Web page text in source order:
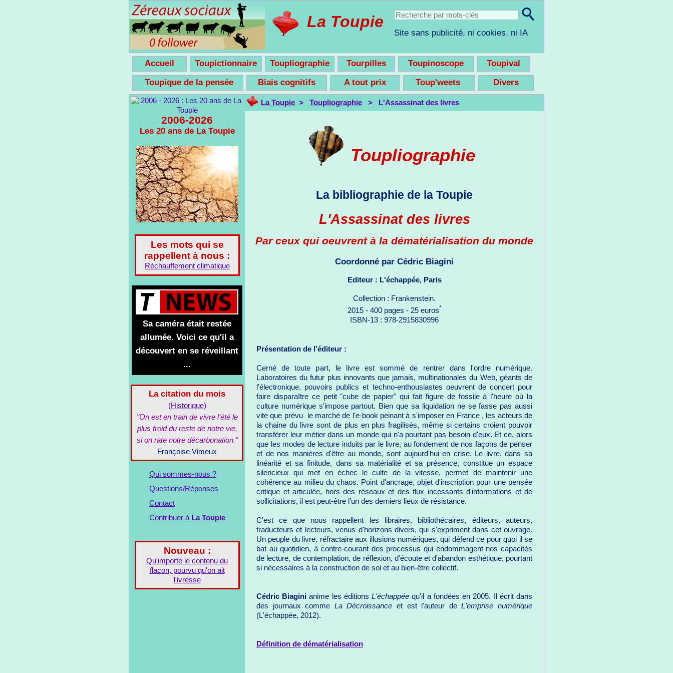
La Toupie
Site sans publicité, ni cookies, ni IA
Accueil Toupictionnaire Toupliographie Tourpilles Toupinoscope
Toupival
Toupique de la pensée
Biais cognitifs A tout prix Toup'weets Divers
2006-2026
Les 20 ans de La Toupie
Les mots qui se
rappellent à nous :
Réchauffement climatique
Sa caméra était restée
allumée. Voici ce qu'il a
découvert en se réveillant
...
La citation du mois
(Historique)
"On est en train de vivre l'été le
plus froid du reste de notre vie,
si on rate notre décarbonation."
Françoise Vimeux
Qui sommes-nous ?
Questions/Réponses
Contact
Contribuer à La Toupie
Nouveau :
Qu'importe le contenu du
flacon, pourvu qu'on ait
l'ivresse
La Toupie > Toupliographie > L'Assassinat des livres
Toupliographie
La bibliographie de la Toupie
L'Assassinat des livres
Par ceux qui oeuvrent à la dématérialisation du monde
Coordonné par Cédric Biagini
Editeur : L'échappée, Paris
Collection : Frankenstein.
2015 - 400 pages - 25 euros*
ISBN-13 : 978-2915830996
Présentation de l'éditeur :
Cerné de toute part, le livre est sommé de rentrer dans l'ordre numérique.
Laboratoires du futur plus innovants que jamais, multinationales du Web, géants de
l'électronique, pouvoirs publics et techno-enthousiastes oeuvrent de concert pour
faire disparaître ce petit "cube de papier" qui fait figure de fossile à l'heure où la
culture numérique s'impose partout. Bien que sa liquidation ne se fasse pas aussi
vite que prévu  le marché de l'e-book peinant à s'imposer en France , les acteurs de
la chaine du livre sont de plus en plus fragilisés, même si certains croient pouvoir
transférer leur métier dans un monde qui n'a pourtant pas besoin d'eux. Et ce, alors
que les modes de lecture induits par le livre, au fondement de nos façons de penser
et de nos manières d'être au monde, sont aujourd'hui en crise. Le livre, dans sa
linéarité et sa finitude, dans sa matérialité et sa présence, constitue un espace
silencieux qui met en échec le culte de la vitesse, permet de maintenir une
cohérence au milieu du chaos. Point d'ancrage, objet d'inscription pour une pensée
critique et articulée, hors des réseaux et des flux incessants d'informations et de
sollicitations, il est peut-être l'un des derniers lieux de résistance.
C'est ce que nous rappellent les libraires, bibliothécaires, éditeurs, auteurs,
traducteurs et lecteurs, venus d'horizons divers, qui s'expriment dans cet ouvrage.
Un peuple du livre, réfractaire aux illusions numériques, qui défend ce pour quoi il se
bat au quotidien, à contre-courant des processus qui endommagent nos capacités
de lecture, de contemplation, de réflexion, d'écoute et d'abandon esthétique, pourtant
si nécessaires à la construction de soi et au bien-être collectif.
Cédric Biagini anime les éditionsL'échappée qu'il a fondées en 2005. Il écrit dans
des journaux comme La Décroissance et est l'auteur deL'emprise numérique
(L'échappée, 2012).
Définition de dématérialisation